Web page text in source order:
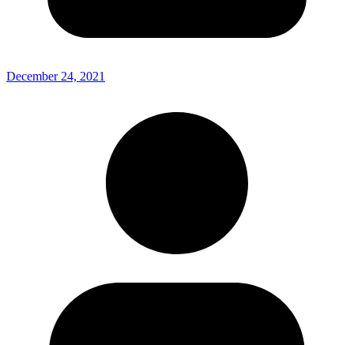
December 24, 2021